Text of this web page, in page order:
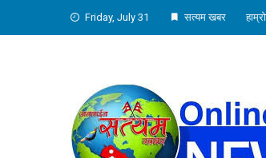
Friday, July 31 सत्यम खबर